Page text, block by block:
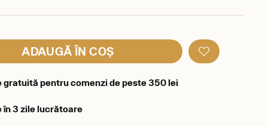
ADAUGĂ ÎN COȘ
gratuită pentru comenzi de peste 350 lei
în 3 zile lucrătoare